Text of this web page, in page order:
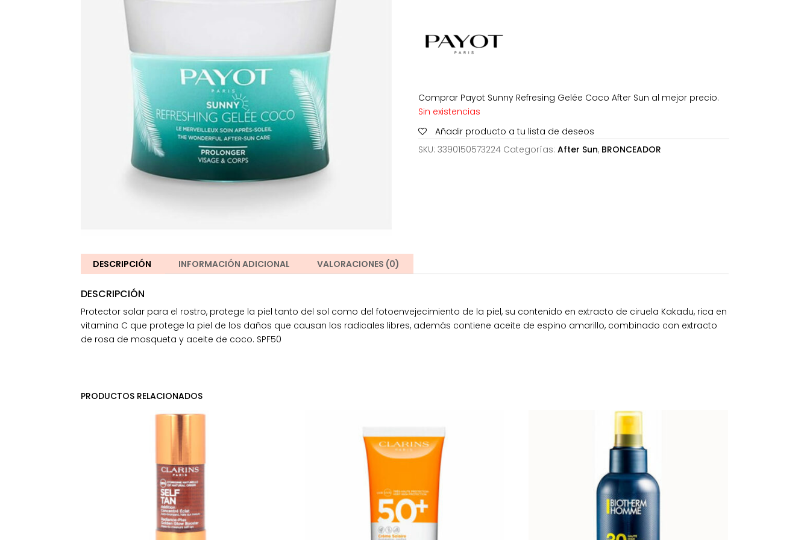
Comprar Payot Sunny Refresing Gelée Coco After Sun al mejor precio.
Sin existencias
Añadir producto a tu lista de deseos
SKU: 3390150573224 Categorías: After Sun, BRONCEADOR
DESCRIPCIÓN INFORMACIÓN ADICIONAL VALORACIONES (0)
DESCRIPCIÓN
Protector solar para el rostro, protege la piel tanto del sol como del fotoenvejecimiento de la piel, su contenido en extracto de ciruela Kakadu, rica en
vitamina C que protege la piel de los daños que causan los radicales libres, además contiene aceite de espino amarillo, combinado con extracto
de rosa de mosqueta y aceite de coco. SPF50
PRODUCTOS RELACIONADOS